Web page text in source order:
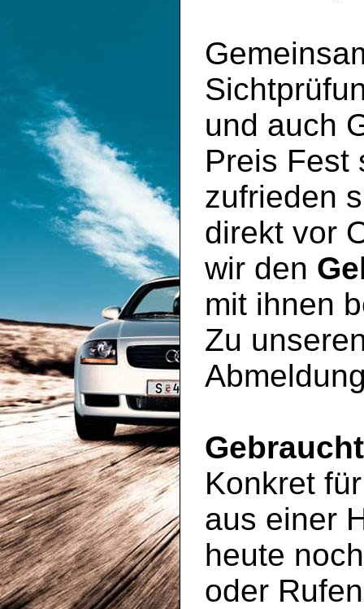
und auch
Preis Fest
zufrieden
direkt vor
wir den
mit ihnen
Zu
Konkret
aus einer
heute
oder